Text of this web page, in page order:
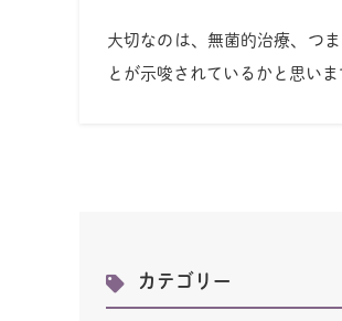
大切なのは、無菌的治療、つ
とが示唆されているかと思いま
カテゴリー